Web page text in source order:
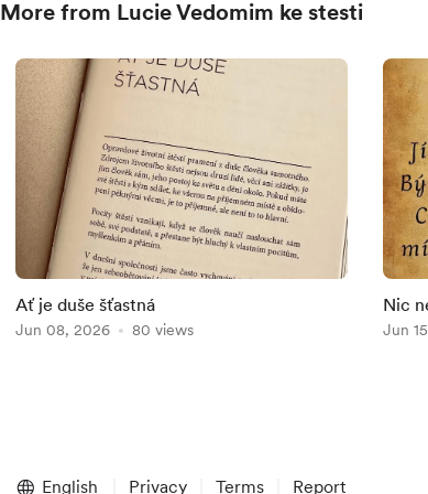
More from Lucie Vedomim ke stesti
Ať je duše šťastná
Jun 08, 2026 80 views
Nic
Jun
English Privacy Terms Report